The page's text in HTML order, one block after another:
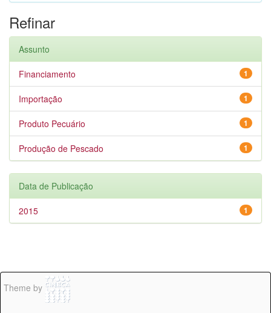
Refinar
Assunto
1
Financiamento
1
Importação
1
Produto Pecuário
1
Produção de Pescado
Data de Publicação
1
2015
Theme by